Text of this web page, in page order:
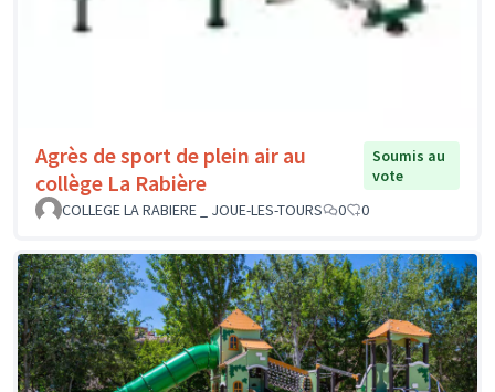
Agrès de sport de plein air au
collège La Rabière
Soumis au
vote
COLLEGE LA RABIERE _ JOUE-LES-TOURS
0 0